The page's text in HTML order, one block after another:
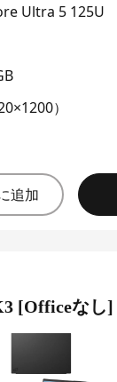
Ultra 5 125U
）
追加
[Officeなし]